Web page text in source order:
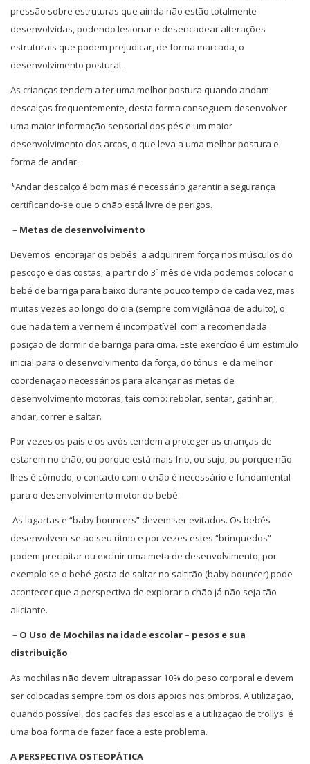
pressão sobre estruturas que ainda não estão totalmente
desenvolvidas, podendo lesionar e desencadear alterações
estruturais que podem prejudicar, de forma marcada, o
desenvolvimento postural.
As crianças tendem a ter uma melhor postura quando andam
descalças frequentemente, desta forma conseguem desenvolver
uma maior informação sensorial dos pés e um maior
desenvolvimento dos arcos, o que leva a uma melhor postura e
forma de andar.
*Andar descalço é bom mas é necessário garantir a segurança
certificando-se que o chão está livre de perigos.
– Metas de desenvolvimento
Devemos encorajar os bebés a adquirirem força nos músculos do
pescoço e das costas; a partir do 3º mês de vida podemos colocar o
bebé de barriga para baixo durante pouco tempo de cada vez, mas
muitas vezes ao longo do dia (sempre com vigilância de adulto), o
que nada tem a ver nem é incompatível com a recomendada
posição de dormir de barriga para cima. Este exercício é um estimulo
inicial para o desenvolvimento da força, do tónus e da melhor
coordenação necessários para alcançar as metas de
desenvolvimento motoras, tais como: rebolar, sentar, gatinhar,
andar, correr e saltar.
Por vezes os pais e os avós tendem a proteger as crianças de
estarem no chão, ou porque está mais frio, ou sujo, ou porque não
lhes é cómodo; o contacto com o chão é necessário e fundamental
para o desenvolvimento motor do bebé.
As lagartas e “baby bouncers” devem ser evitados. Os bebés
desenvolvem-se ao seu ritmo e por vezes estes “brinquedos”
podem precipitar ou excluir uma meta de desenvolvimento, por
exemplo se o bebé gosta de saltar no saltitão (baby bouncer) pode
acontecer que a perspectiva de explorar o chão já não seja tão
aliciante.
– O Uso de Mochilas na idade escolar– pesos e sua
distribuição
As mochilas não devem ultrapassar 10% do peso corporal e devem
ser colocadas sempre com os dois apoios nos ombros. A utilização,
quando possível, dos cacifes das escolas e a utilização de trollys é
uma boa forma de fazer face a este problema.
A PERSPECTIVA OSTEOPÁTICA